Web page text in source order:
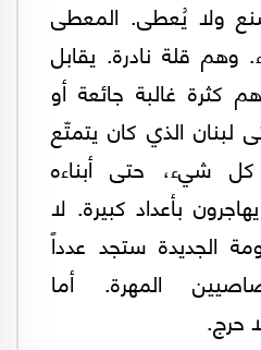
ولا يُعطى. المعطى
وهم قلة نادرة. يقابل
كثرة غالبة جائعة أو
لبنان الذي كان يتمتّع
كل شيء، حتى أبناءه
بأعداد كبيرة. لا
الجديدة ستجد عدداً
المهرة. أما
حرج.